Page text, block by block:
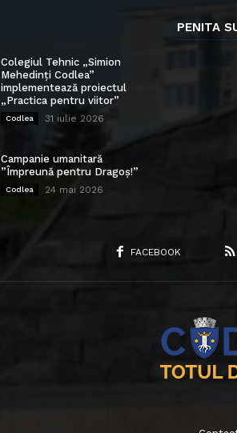
Colegiul Tehnic „Simion
Mehedinți Codlea”
implementează proiectul
„Practica pentru viitor”
Codlea 31 iulie 2026
Campanie umanitară
”Împreună pentru Dragoș!”
Codlea 24 mai 2026
PENITA
FACEBOOK